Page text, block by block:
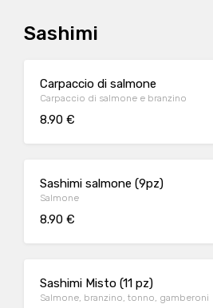
Sashimi
Carpaccio di salmone
Carpaccio di salmone e branzino
8.90 €
Sashimi salmone (9pz)
Salmone
8.90 €
Sashimi Misto (11 pz)
Salmone, branzino, tonno, gamberoni